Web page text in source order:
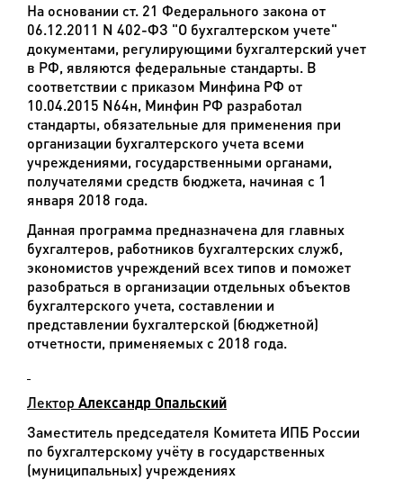
На основании ст. 21 Федерального закона от
06.12.2011 N 402-ФЗ "О бухгалтерском учете"
документами, регулирующими бухгалтерский учет
в РФ, являются федеральные стандарты. В
соответствии с приказом Минфина РФ от
10.04.2015 N64н, Минфин РФ разработал
стандарты, обязательные для применения при
организации бухгалтерского учета всеми
учреждениями, государственными органами,
получателями средств бюджета, начиная с 1
января 2018 года.
Данная программа предназначена для главных
бухгалтеров, работников бухгалтерских служб,
экономистов учреждений всех типов и поможет
разобраться в организации отдельных объектов
бухгалтерского учета, составлении и
представлении бухгалтерской (бюджетной)
отчетности, применяемых с 2018 года.
Лектор Александр Опальский
Заместитель председателя Комитета ИПБ России
по бухгалтерскому учёту в государственных
(муниципальных) учреждениях